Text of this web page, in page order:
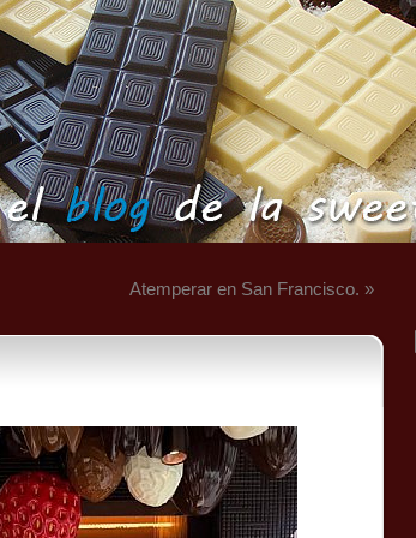
Atemperar en San Francisco. »